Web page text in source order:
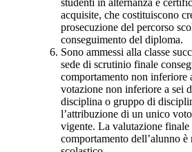
acquisite, che costituiscono
prosecuzione del percorso
conseguimento del diploma.
Sono ammessi alla classe
sede di scrutinio finale
comportamento non inferiore
votazione non inferiore a sei
disciplina o gruppo di
l’attribuzione di un unico
vigente. La valutazione
comportamento dell’alunno